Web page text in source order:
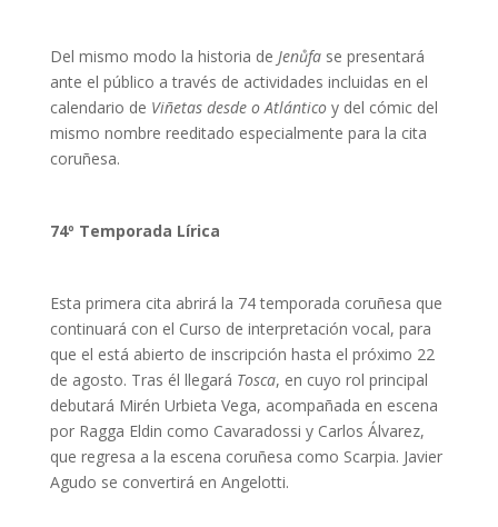
Del mismo modo la historia de Jenůfase presentará
ante el público a través de actividades incluidas en el
calendario de Viñetas desde o Atlánticoy del cómic del
mismo nombre reeditado especialmente para la cita
coruñesa.
74º Temporada Lírica
Esta primera cita abrirá la 74 temporada coruñesa que
continuará con el Curso de interpretación vocal, para
que el está abierto de inscripción hasta el próximo 22
de agosto. Tras él llegará Tosca, en cuyo rol principal
debutará Mirén Urbieta Vega, acompañada en escena
por Ragga Eldin como Cavaradossi y Carlos Álvarez,
que regresa a la escena coruñesa como Scarpia. Javier
Agudo se convertirá en Angelotti.